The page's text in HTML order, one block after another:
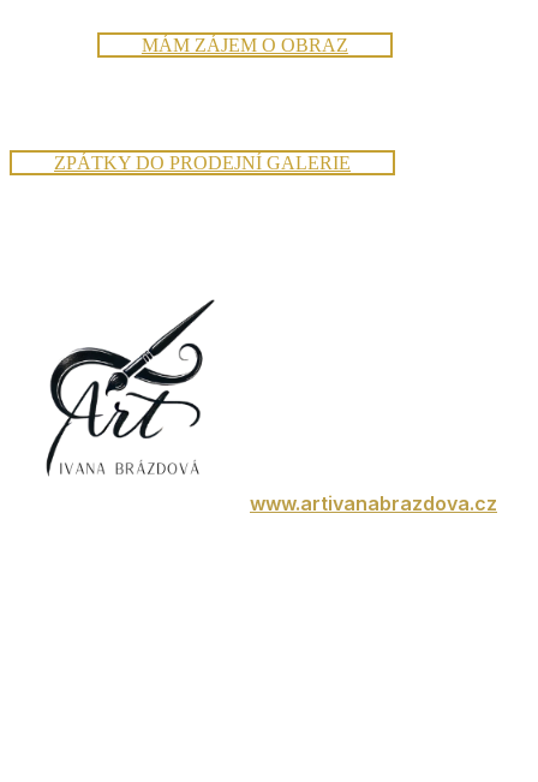
MÁM ZÁJEM O OBRAZ
ZPÁTKY DO PRODEJNÍ GALERIE
www.artivanabrazdova.cz